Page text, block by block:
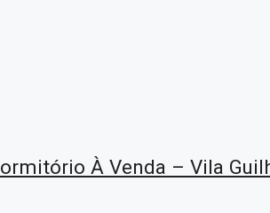
À Venda – Vila